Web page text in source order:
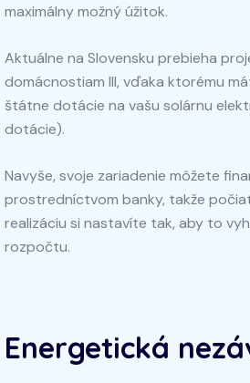
maximálny možný úžitok.
Aktuálne na Slovensku prebieha
domácnostiam III, vďaka ktorému
štátne dotácie na vašu solárnu
dotácie).
Navyše, svoje zariadenie môžete
prostredníctvom banky, takže
realizáciu si nastavíte tak, aby to
rozpočtu.
Energetická